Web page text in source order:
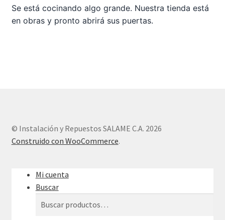
Sample Page
Se está cocinando algo grande. Nuestra tienda está
en obras y pronto abrirá sus puertas.
© Instalación y Repuestos SALAME C.A. 2026
Construido con WooCommerce.
Mi cuenta
Buscar